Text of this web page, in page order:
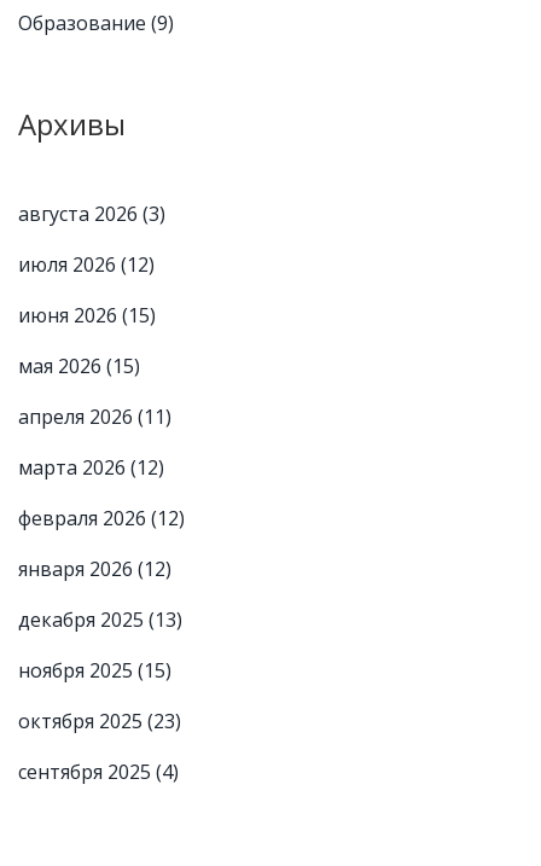
Образование (9)
Архивы
августа 2026 (3)
июля 2026 (12)
июня 2026 (15)
мая 2026 (15)
апреля 2026 (11)
марта 2026 (12)
февраля 2026 (12)
января 2026 (12)
декабря 2025 (13)
ноября 2025 (15)
октября 2025 (23)
сентября 2025 (4)